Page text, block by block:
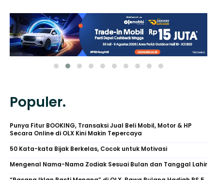
Populer.
Punya Fitur BOOKING, Transaksi Jual Beli Mobil, Motor & HP
Secara Online di OLX Kini Makin Tepercaya
50 Kata-kata Bijak Berkelas, Cocok untuk Motivasi
Mengenal Nama-Nama Zodiak Sesuai Bulan dan Tanggal Lahir